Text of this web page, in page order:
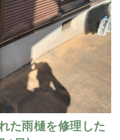
た雨樋を修理した